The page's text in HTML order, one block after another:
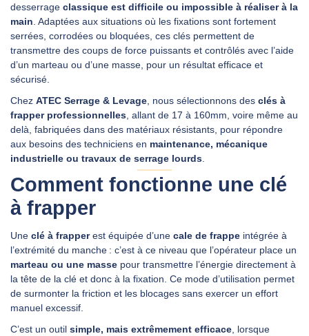
RSE
DEMANDER UN DEVIS
desserrage classique est difficile ou impossible à réaliser à la
main . Adaptées aux situations où les fixations sont fortement
serrées, corrodées ou bloquées, ces clés permettent de
transmettre des coups de force puissants et contrôlés avec l’aide
d’un marteau ou d’une masse, pour un résultat efficace et
sécurisé.
Chez ATEC Serrage & Levage , nous sélectionnons des clés à
frapper professionnelles , allant de 17 à 160mm, voire même au
delà, fabriquées dans des matériaux résistants, pour répondre
aux besoins des techniciens en maintenance, mécanique
industrielle ou travaux de serrage lourds
Comment fonctionne une clé
à frapper
Une clé à frapperest équipée d’une cale de frappe intégrée à
l’extrémité du manche : c’est à ce niveau que l’opérateur place un
marteau ou une masse pour transmettre l’énergie directement à
la tête de la clé et donc à la fixation. Ce mode d’utilisation permet
de surmonter la friction et les blocages sans exercer un effort
manuel excessif.
C’est un outil simple, mais extrêmement efficace, lorsque